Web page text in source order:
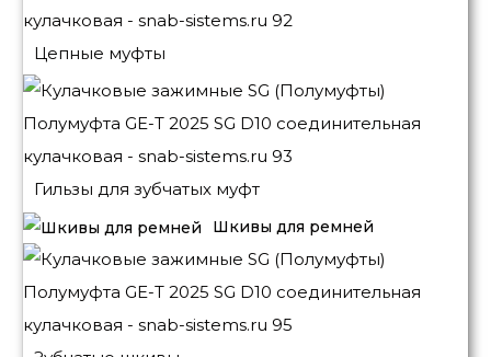
Цепные муфты
Гильзы для зубчатых муфт
Шкивы для ремней